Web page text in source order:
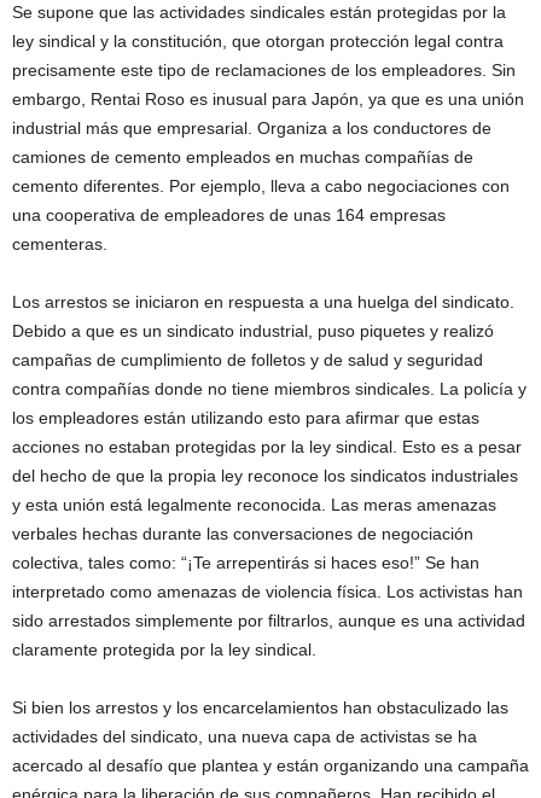
Se supone que las actividades sindicales están protegidas por la
ley sindical y la constitución, que otorgan protección legal contra
precisamente este tipo de reclamaciones de los empleadores. Sin
embargo, Rentai Roso es inusual para Japón, ya que es una unión
industrial más que empresarial. Organiza a los conductores de
camiones de cemento empleados en muchas compañías de
cemento diferentes. Por ejemplo, lleva a cabo negociaciones con
una cooperativa de empleadores de unas 164 empresas
cementeras.
Los arrestos se iniciaron en respuesta a una huelga del sindicato.
Debido a que es un sindicato industrial, puso piquetes y realizó
campañas de cumplimiento de folletos y de salud y seguridad
contra compañías donde no tiene miembros sindicales. La policía y
los empleadores están utilizando esto para afirmar que estas
acciones no estaban protegidas por la ley sindical. Esto es a pesar
del hecho de que la propia ley reconoce los sindicatos industriales
y esta unión está legalmente reconocida. Las meras amenazas
verbales hechas durante las conversaciones de negociación
colectiva, tales como: “¡Te arrepentirás si haces eso!” Se han
interpretado como amenazas de violencia física. Los activistas han
sido arrestados simplemente por filtrarlos, aunque es una actividad
claramente protegida por la ley sindical.
Si bien los arrestos y los encarcelamientos han obstaculizado las
actividades del sindicato, una nueva capa de activistas se ha
acercado al desafío que plantea y están organizando una campaña